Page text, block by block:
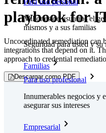
Para uso personal
Millones de usuarios
mismos y a sus familias
Seguridad para usted y su
Familias
Para uso profesional
Innumerables negocios y
asegurar sus intereses
Empresarial
playbook for
Uncoordinated remediation can
integrations that depend on it.
approach to credential
Descargar como PDF